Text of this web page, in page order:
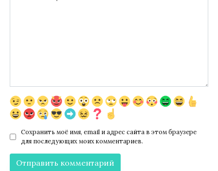
Сохранить моё имя, email и адрес сайта в этом браузере
для последующих моих комментариев.